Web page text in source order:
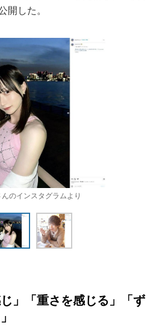
開した。
のインスタグラムより
じ」「重さを感じる」「ず